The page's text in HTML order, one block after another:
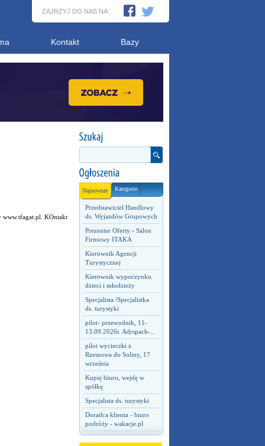
ZAJRZYJ DO NAS NA:
Kontakt Bazy
Najnowsze Kategorie
Przedstawiciel Handlowy
ds. Wyjazdów Grupowych
Prezenter Oferty - Salon
Firmowy ITAKA
Kierownik Agencji
Turystycznej
Kierownik wypoczynku
dzieci i młodzieży
Specjalista /Specjalistka
ds. turystyki
pilot- przewodnik, 11-
13.09.2026r. Adrspach-...
pilot wycieczki z
Rzeszowa do Soliny, 17
września
Kupię biuro, wejdę w
spółkę.
Specjalista ds. turystyki
Doradca klienta - biuro
podróży - wakacje.pl
www.tfagat.pl. KOntakt